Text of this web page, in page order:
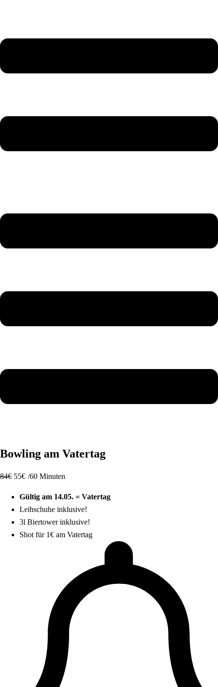
Bowling am Vatertag
84€ 55€ /60 Minuten
Gültig am 14.05. = Vatertag
Leihschuhe inklusive!
3l Biertower inklusive!
Shot für 1€ am Vatertag